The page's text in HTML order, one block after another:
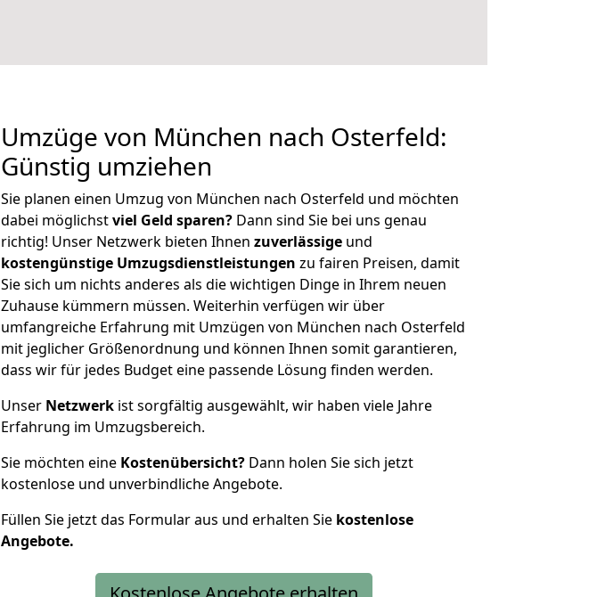
Umzüge von München nach Osterfeld:
Günstig umziehen
Sie planen einen Umzug von München nach Osterfeld und möchten
dabei möglichstviel Geld sparen? Dann sind Sie bei uns genau
richtig! Unser Netzwerk bieten Ihnen zuverlässige und
kostengünstige Umzugsdienstleistungen zu fairen Preisen, damit
Sie sich um nichts anderes als die wichtigen Dinge in Ihrem neuen
Zuhause kümmern müssen. Weiterhin verfügen wir über
umfangreiche Erfahrung mit Umzügen von München nach Osterfeld
mit jeglicher Größenordnung und können Ihnen somit garantieren,
dass wir für jedes Budget eine passende Lösung finden werden.
Unser Netzwerk ist sorgfältig ausgewählt, wir haben viele Jahre
Erfahrung im Umzugsbereich.
Sie möchten eine Kostenübersicht? Dann holen Sie sich jetzt
kostenlose und unverbindliche Angebote.
Füllen Sie jetzt das Formular aus und erhalten Sie kostenlose
Angebote.